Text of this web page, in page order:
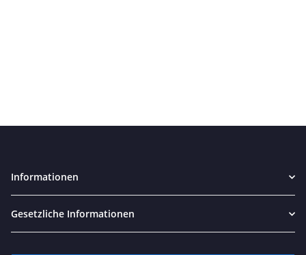
Informationen
Gesetzliche Informationen